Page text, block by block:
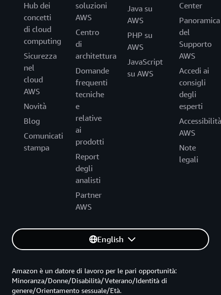
Hub dei
concetti
di cloud
computing
Sicurezza
nel
cloud
AWS
Novità
Blog
Comunicati
stampa
soluzioni
AWS
Centro
di
architettura
Domande
frequenti
tecniche
e
relative
ai
prodotti
Report
degli
analisti
Partner
AWS
Java su
AWS
PHP su
AWS
JavaScript
su AWS
Center
Panoramica
del
Supporto
AWS
Accedi ai
consigli
degli
esperti
Accessibilità
AWS
Note
legali
English
Amazon è un datore di lavoro per le pari opportunità:
Minoranza/Donne/Disabilità/Veterano/Identità di
genere/Orientamento sessuale/Età.